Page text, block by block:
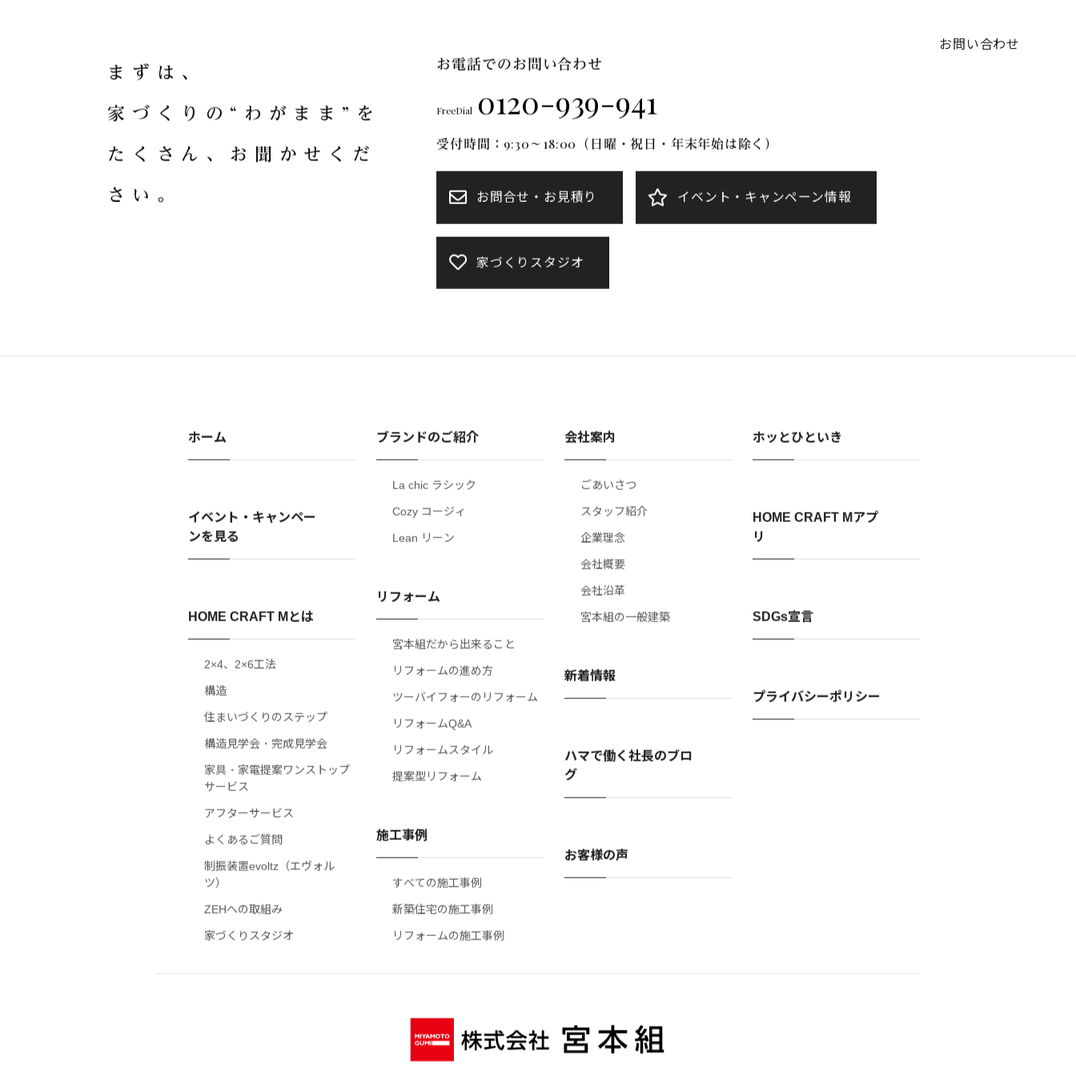
お問い合わせ
ま ず は 、
家 づ く り の “ わ が ま ま ” を
た く さ ん 、 お 聞 か せ く だ
さ い 。
お電話でのお問い合わせ
FreeDial 0120-939-941
受付時間：9:30～18:00（日曜・祝日・年末年始は除く）
お問合せ・お見積り イベント・キャンペーン情報
家づくりスタジオ
ホーム
イベント・キャンペー
ンを見る
HOME CRAFT Mとは
2×4、2×6工法
構造
住まいづくりのステップ
構造見学会・完成見学会
家具・家電提案ワンストップ
サービス
アフターサービス
よくあるご質問
制振装置evoltz（エヴォル
ツ）
ZEHへの取組み
家づくりスタジオ
ブランドのご紹介
La chic ラシック
Cozy コージィ
Lean リーン
リフォーム
宮本組だから出来ること
リフォームの進め方
ツーバイフォーのリフォーム
リフォームQ&A
リフォームスタイル
提案型リフォーム
施工事例
すべての施工事例
新築住宅の施工事例
リフォームの施工事例
会社案内
ごあいさつ
スタッフ紹介
企業理念
会社概要
会社沿革
宮本組の一般建築
新着情報
ハマで働く社長のブロ
グ
お客様の声
ホッとひといき
HOME CRAFT Mアプ
リ
SDGs宣言
プライバシーポリシー